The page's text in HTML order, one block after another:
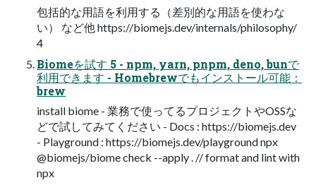
包括的な用語を利用する（差別的な用語を使わな
い） など他 https://biomejs.dev/internals/philosophy/
4
Biomeを試す 5 - npm, yarn, pnpm, deno, bunで
利用できます - Homebrewでもインストール可能：
brew
install biome - 業務で使ってるプロジェクトやOSSな
どで試してみてください - Docs : https://biomejs.dev
- Playground : https://biomejs.dev/playground npx
@biomejs/biome check --apply . // format and lint with
npx